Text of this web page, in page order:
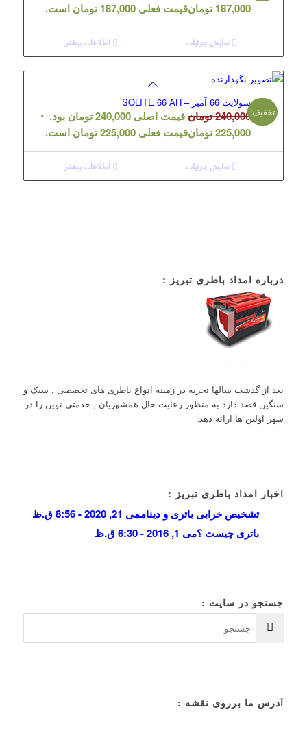
187,000 تومانقیمت فعلی 187,000 تومان است.
اطلاعات بیشتر نمایش جزئیات
سولایت 66 آمپر – SOLITE 66 AH
240,000تومان قیمت اصلی 240,000 تومان بود.
225,000تومانقیمت فعلی 225,000 تومان است.
تخفیف!
اطلاعات بیشتر نمایش جزئیات
درباره امداد باطری تبریز :
بعد از گذشت سالها تجربه در زمینه انواع باطری های تخصصی , سبک و
سنگین قصد دارد به منظور رعایت حال همشهریان , خدمتی نوین را در
شهر اولین ها ارائه دهد.
اخبار امداد باطری تبریز :
تشخیص خرابی باتری و دیناممی 21, 2020 - 8:56 ق.ظ
باتری چیست ؟می 1, 2016 - 6:30 ق.ظ
جستجو در سایت :
آدرس ما برروی نقشه :